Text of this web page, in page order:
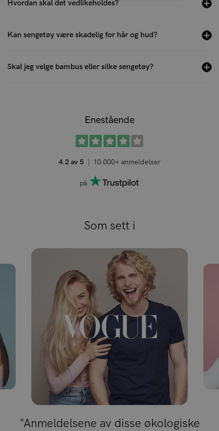
Hvordan skal det vedlikeholdes?
Kan sengetøy være skadelig for hår og hud?
Skal jeg velge bambus eller silke sengetøy?
Enestående
4.2 av 5 10.000+ anmeldelser
på
Som sett i
"Anmeldelsene av disse økologiske